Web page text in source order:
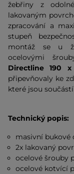
žebřiny z
lakovaným
zpracování a
stupeň
montáž se u
ocelovými
Directline 190
připevňovaly ke
které jsou
Technický popis:
masivní bukové
2x lakovaný
ocelové šrouby
ocelové kotvící